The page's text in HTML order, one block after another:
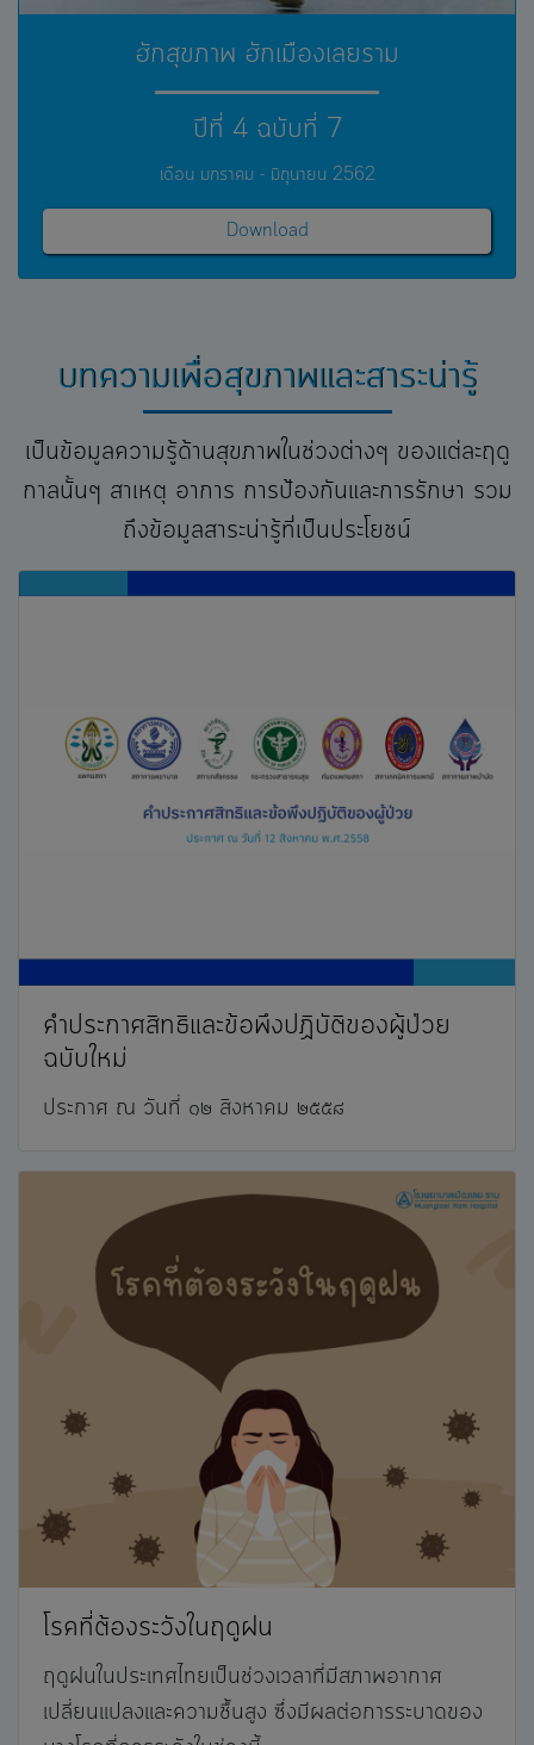
ฮักสุขภาพ ฮักเมืองเลยราม
ปีที่ 4 ฉบับที่ 7
เดือน มกราคม - มิถุนายน 2562
Download
บทความเพื่อสุขภาพและสาระน่ารู้
เป็นข้อมูลความรู้ด้านสุขภาพในช่วงต่างๆ ของแต่ละฤดู
กาลนั้นๆ สาเหตุ อาการ การป้องกันและการรักษา รวม
ถึงข้อมูลสาระน่ารู้ที่เป็นประโยชน์
คำประกาศสิทธิและข้อพึงปฏิบัติของผู้ป่วย
ฉบับใหม่
ประกาศ ณ วันที่ ๑๒ สิงหาคม ๒๕๕๘
โรคที่ต้องระวังในฤดูฝน
ฤดูฝนในประเทศไทยเป็นช่วงเวลาที่มีสภาพอากาศ
เปลี่ยนแปลงและความชื้นสูง ซึ่งมีผลต่อการระบาดของ